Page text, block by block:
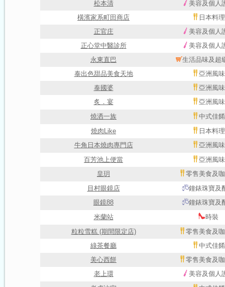
松本清
美容及個人
橫濱家系町田商店
日本料理
正官庄
美容及個人
正心堂中醫診所
美容及個人
永東直巴
生活品味及超
泰出色甜品美食天地
亞洲風味
泰國婆
亞洲風味
炙．宴
亞洲風味
燒洒一族
中式佳餚
燒肉Like
日本料理
牛角日本燒肉專門店
亞洲風味
百芳池上便當
亞洲風味
皇玥
零售美食及
目村眼鏡店
鐘錶珠寶及
眼鏡88
鐘錶珠寶及
米蘭站
時裝
粒粒雪糕 (期間限定店)
零售美食及
綠茶餐廳
中式佳餚
美心西餅
零售美食及
老上環
美容及個人